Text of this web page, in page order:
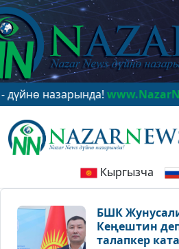
назарында!www.NazarNews.kg
Кыргызча
БШК Жунусалиевди Жогорку
Кеңештин
талапкер